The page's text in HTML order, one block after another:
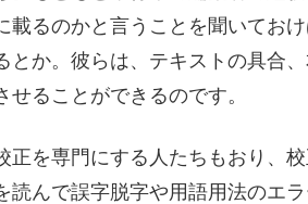
るのかと言うことを聞いてお
とか。彼らは、テキストの具合
ることができるのです。
を専門にする人たちもおり、
んで誤字脱字や用語用法のエ